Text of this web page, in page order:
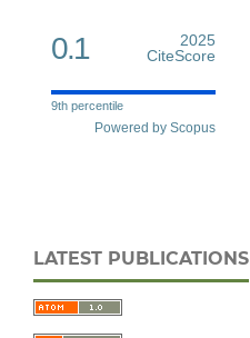
0.1
2025
CiteScore
9th percentile
Powered by Scopus
LATEST PUBLICATIONS